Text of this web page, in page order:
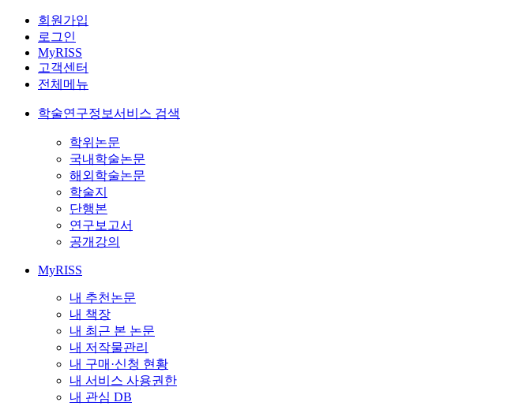
회원가입
로그인
MyRISS
고객센터
전체메뉴
학술연구정보서비스 검색
학위논문
국내학술논문
해외학술논문
학술지
단행본
연구보고서
공개강의
MyRISS
내 추천논문
내 책장
내 최근 본 논문
내 저작물관리
내 구매·신청 현황
내 서비스 사용권한
내 관심 DB